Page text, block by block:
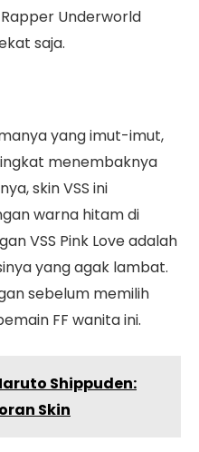
Underworld
saja.
yang imut-imut,
menembaknya
skin VSS ini
warna hitam di
VSS Pink Love adalah
yang agak lambat.
sebelum memilih
FF wanita ini.
Shippuden:
Skin